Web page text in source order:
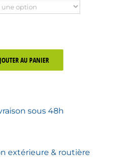
AU PANIER
sous 48h
extérieure & routière